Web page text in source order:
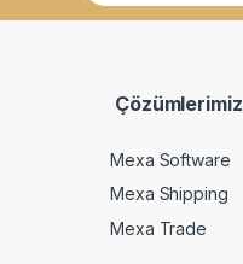
Çözümlerimiz
Mexa Software
Mexa Shipping
Mexa Trade